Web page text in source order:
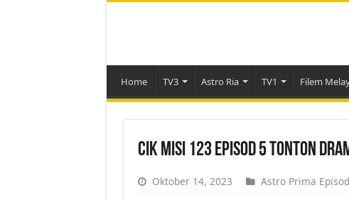
Home TV3 Astro Ria TV1 Filem
Cik Misi 123 Episod 5 Tonton
Oktober 14, 2023 Astro Prima Episod